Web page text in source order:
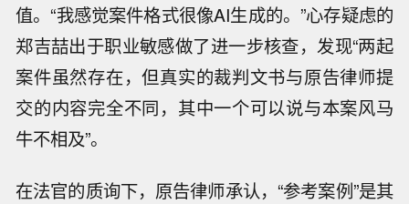
值。“我感觉案件格式很像AI生成的。”心存疑虑的
郑吉喆出于职业敏感做了进一步核查，发现“两起
案件虽然存在，但真实的裁判文书与原告律师提
交的内容完全不同，其中一个可以说与本案风马
牛不相及”。
在法官的质询下，原告律师承认，“参考案例”是其